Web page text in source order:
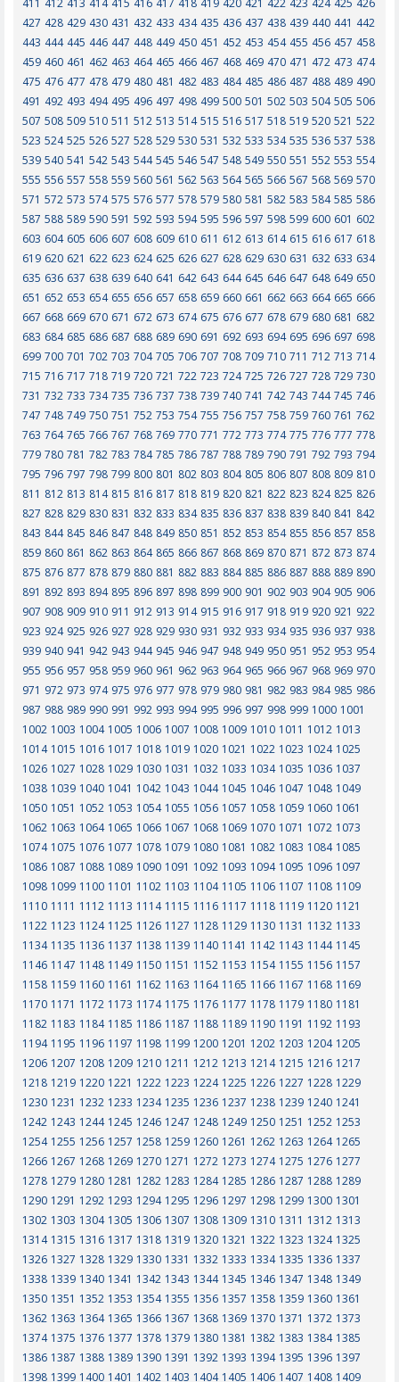
411 412 413 414 415 416 417 418 419 420 421 422 423 424 425 426
427 428 429 430 431 432 433 434 435 436 437 438 439 440 441 442
443 444 445 446 447 448 449 450 451 452 453 454 455 456 457 458
459 460 461 462 463 464 465 466 467 468 469 470 471 472 473 474
475 476 477 478 479 480 481 482 483 484 485 486 487 488 489 490
491 492 493 494 495 496 497 498 499 500 501 502 503 504 505 506
507 508 509 510 511 512 513 514 515 516 517 518 519 520 521 522
523 524 525 526 527 528 529 530 531 532 533 534 535 536 537 538
539 540 541 542 543 544 545 546 547 548 549 550 551 552 553 554
555 556 557 558 559 560 561 562 563 564 565 566 567 568 569 570
571 572 573 574 575 576 577 578 579 580 581 582 583 584 585 586
587 588 589 590 591 592 593 594 595 596 597 598 599 600 601 602
603 604 605 606 607 608 609 610 611 612 613 614 615 616 617 618
619 620 621 622 623 624 625 626 627 628 629 630 631 632 633 634
635 636 637 638 639 640 641 642 643 644 645 646 647 648 649 650
651 652 653 654 655 656 657 658 659 660 661 662 663 664 665 666
667 668 669 670 671 672 673 674 675 676 677 678 679 680 681 682
683 684 685 686 687 688 689 690 691 692 693 694 695 696 697 698
699 700 701 702 703 704 705 706 707 708 709 710 711 712 713 714
715 716 717 718 719 720 721 722 723 724 725 726 727 728 729 730
731 732 733 734 735 736 737 738 739 740 741 742 743 744 745 746
747 748 749 750 751 752 753 754 755 756 757 758 759 760 761 762
763 764 765 766 767 768 769 770 771 772 773 774 775 776 777 778
779 780 781 782 783 784 785 786 787 788 789 790 791 792 793 794
795 796 797 798 799 800 801 802 803 804 805 806 807 808 809 810
811 812 813 814 815 816 817 818 819 820 821 822 823 824 825 826
827 828 829 830 831 832 833 834 835 836 837 838 839 840 841 842
843 844 845 846 847 848 849 850 851 852 853 854 855 856 857 858
859 860 861 862 863 864 865 866 867 868 869 870 871 872 873 874
875 876 877 878 879 880 881 882 883 884 885 886 887 888 889 890
891 892 893 894 895 896 897 898 899 900 901 902 903 904 905 906
907 908 909 910 911 912 913 914 915 916 917 918 919 920 921 922
923 924 925 926 927 928 929 930 931 932 933 934 935 936 937 938
939 940 941 942 943 944 945 946 947 948 949 950 951 952 953 954
955 956 957 958 959 960 961 962 963 964 965 966 967 968 969 970
971 972 973 974 975 976 977 978 979 980 981 982 983 984 985 986
987 988 989 990 991 992 993 994 995 996 997 998 999 1000 1001
1002 1003 1004 1005 1006 1007 1008 1009 1010 1011 1012 1013
1014 1015 1016 1017 1018 1019 1020 1021 1022 1023 1024 1025
1026 1027 1028 1029 1030 1031 1032 1033 1034 1035 1036 1037
1038 1039 1040 1041 1042 1043 1044 1045 1046 1047 1048 1049
1050 1051 1052 1053 1054 1055 1056 1057 1058 1059 1060 1061
1062 1063 1064 1065 1066 1067 1068 1069 1070 1071 1072 1073
1074 1075 1076 1077 1078 1079 1080 1081 1082 1083 1084 1085
1086 1087 1088 1089 1090 1091 1092 1093 1094 1095 1096 1097
1098 1099 1100 1101 1102 1103 1104 1105 1106 1107 1108 1109
1110 1111 1112 1113 1114 1115 1116 1117 1118 1119 1120 1121
1122 1123 1124 1125 1126 1127 1128 1129 1130 1131 1132 1133
1134 1135 1136 1137 1138 1139 1140 1141 1142 1143 1144 1145
1146 1147 1148 1149 1150 1151 1152 1153 1154 1155 1156 1157
1158 1159 1160 1161 1162 1163 1164 1165 1166 1167 1168 1169
1170 1171 1172 1173 1174 1175 1176 1177 1178 1179 1180 1181
1182 1183 1184 1185 1186 1187 1188 1189 1190 1191 1192 1193
1194 1195 1196 1197 1198 1199 1200 1201 1202 1203 1204 1205
1206 1207 1208 1209 1210 1211 1212 1213 1214 1215 1216 1217
1218 1219 1220 1221 1222 1223 1224 1225 1226 1227 1228 1229
1230 1231 1232 1233 1234 1235 1236 1237 1238 1239 1240 1241
1242 1243 1244 1245 1246 1247 1248 1249 1250 1251 1252 1253
1254 1255 1256 1257 1258 1259 1260 1261 1262 1263 1264 1265
1266 1267 1268 1269 1270 1271 1272 1273 1274 1275 1276 1277
1278 1279 1280 1281 1282 1283 1284 1285 1286 1287 1288 1289
1290 1291 1292 1293 1294 1295 1296 1297 1298 1299 1300 1301
1302 1303 1304 1305 1306 1307 1308 1309 1310 1311 1312 1313
1314 1315 1316 1317 1318 1319 1320 1321 1322 1323 1324 1325
1326 1327 1328 1329 1330 1331 1332 1333 1334 1335 1336 1337
1338 1339 1340 1341 1342 1343 1344 1345 1346 1347 1348 1349
1350 1351 1352 1353 1354 1355 1356 1357 1358 1359 1360 1361
1362 1363 1364 1365 1366 1367 1368 1369 1370 1371 1372 1373
1374 1375 1376 1377 1378 1379 1380 1381 1382 1383 1384 1385
1386 1387 1388 1389 1390 1391 1392 1393 1394 1395 1396 1397
1398 1399 1400 1401 1402 1403 1404 1405 1406 1407 1408 1409